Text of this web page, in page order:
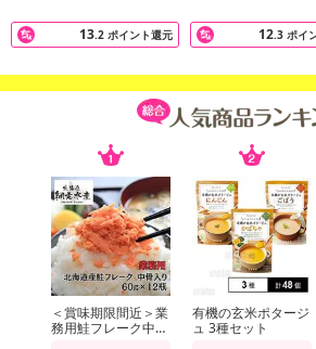
※パッケージ変更や商品リニューアル(成分
合がございます。
また、[新たな加工食品の原料原産地表示制
合がございます。
あらかじめご了承いただいた上でお申込み
によるお申込み後のキャンセル・返品交換
【お支払いについて】
※送料はお試し費用に含まれております。
※d払い、PayPay、au PAY、au PAY(auかん
クまとめて支払い、楽天ペイ、メルペイ、
13.2 ポイント還元 12.3 ポイ
＜賞味期限間近＞業
務用鮭フレーク中骨
有機の玄米ポタージ
ュ 3種セット